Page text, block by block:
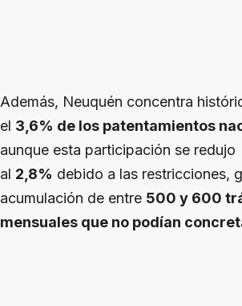
Además, Neuquén concentra
el 3,6% de los patentamientos
aunque esta participación se redujo
al 2,8% debido a las restricciones,
acumulación de entre 500 y 600
mensuales que no podían